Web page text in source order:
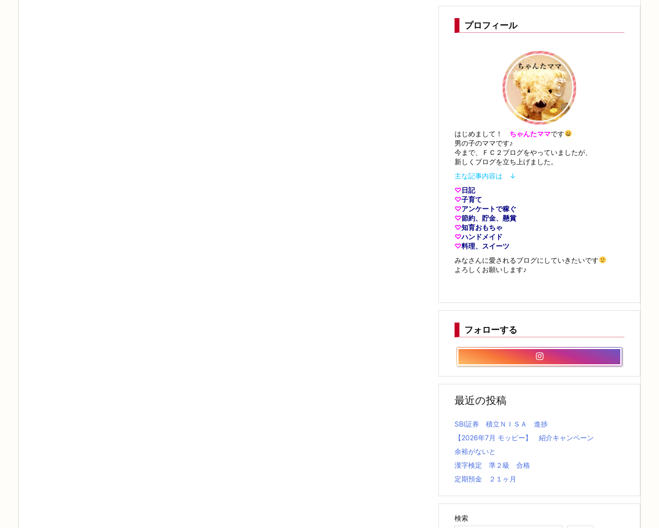
プロフィール
はじめまして！ ちゃんたママです
男の子のママです♪
今まで、ＦＣ２ブログをやっていましたが、
新しくブログを立ち上げました。
主な記事内容は ↓
♡日記
♡子育て
♡アンケートで稼ぐ
♡節約、貯金、懸賞
♡知育おもちゃ
♡ハンドメイド
♡料理、スイーツ
みなさんに愛されるブログにしていきたいです
よろしくお願いします♪
フォローする
最近の投稿
SBI証券 積立ＮＩＳＡ 進捗
【2026年7月 モッピー】 紹介キャンペーン
余裕がないと
漢字検定 準２級 合格
定期預金 ２１ヶ月
検索